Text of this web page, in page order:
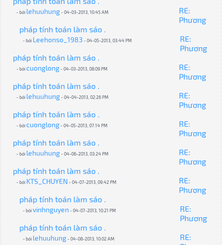
- bởi lehuuhung- 04-03-2013, 10:45 AM
RE:
Phương
pháp tính toán làm sáo .
- bởi Leehonso_1983 - 04-05-2013, 03:44 PM
RE:
Phương
pháp tính toán làm sáo .
- bởicuonglong- 04-03-2013, 08:09 PM
RE:
Phương
pháp tính toán làm sáo .
- bởi lehuuhung- 04-04-2013, 02:26 PM
RE:
Phương
pháp tính toán làm sáo .
- bởicuonglong- 04-05-2013, 07:14 PM
RE:
Phương
pháp tính toán làm sáo .
- bởi lehuuhung- 04-06-2013, 03:24 PM
RE:
Phương
pháp tính toán làm sáo .
- bởi KTS_CHUYEN - 04-07-2013, 09:42 PM
RE:
Phương
pháp tính toán làm sáo .
- bởivinhnguyen - 04-07-2013, 10:21 PM
RE:
Phương
pháp tính toán làm sáo .
- bởi lehuuhung- 04-08-2013, 10:02 AM
RE: